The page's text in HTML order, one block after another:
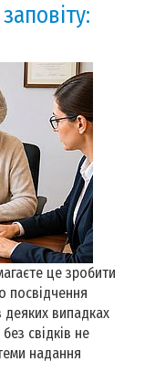
це зробити
посвідчення
деяких випадках
свідків не
надання